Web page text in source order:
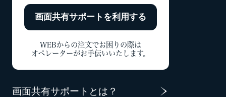
画面共有サポートを利用する
WEBからの注文でお困りの際は
オペレーターがお手伝いいたします。
画面共有サポートとは？